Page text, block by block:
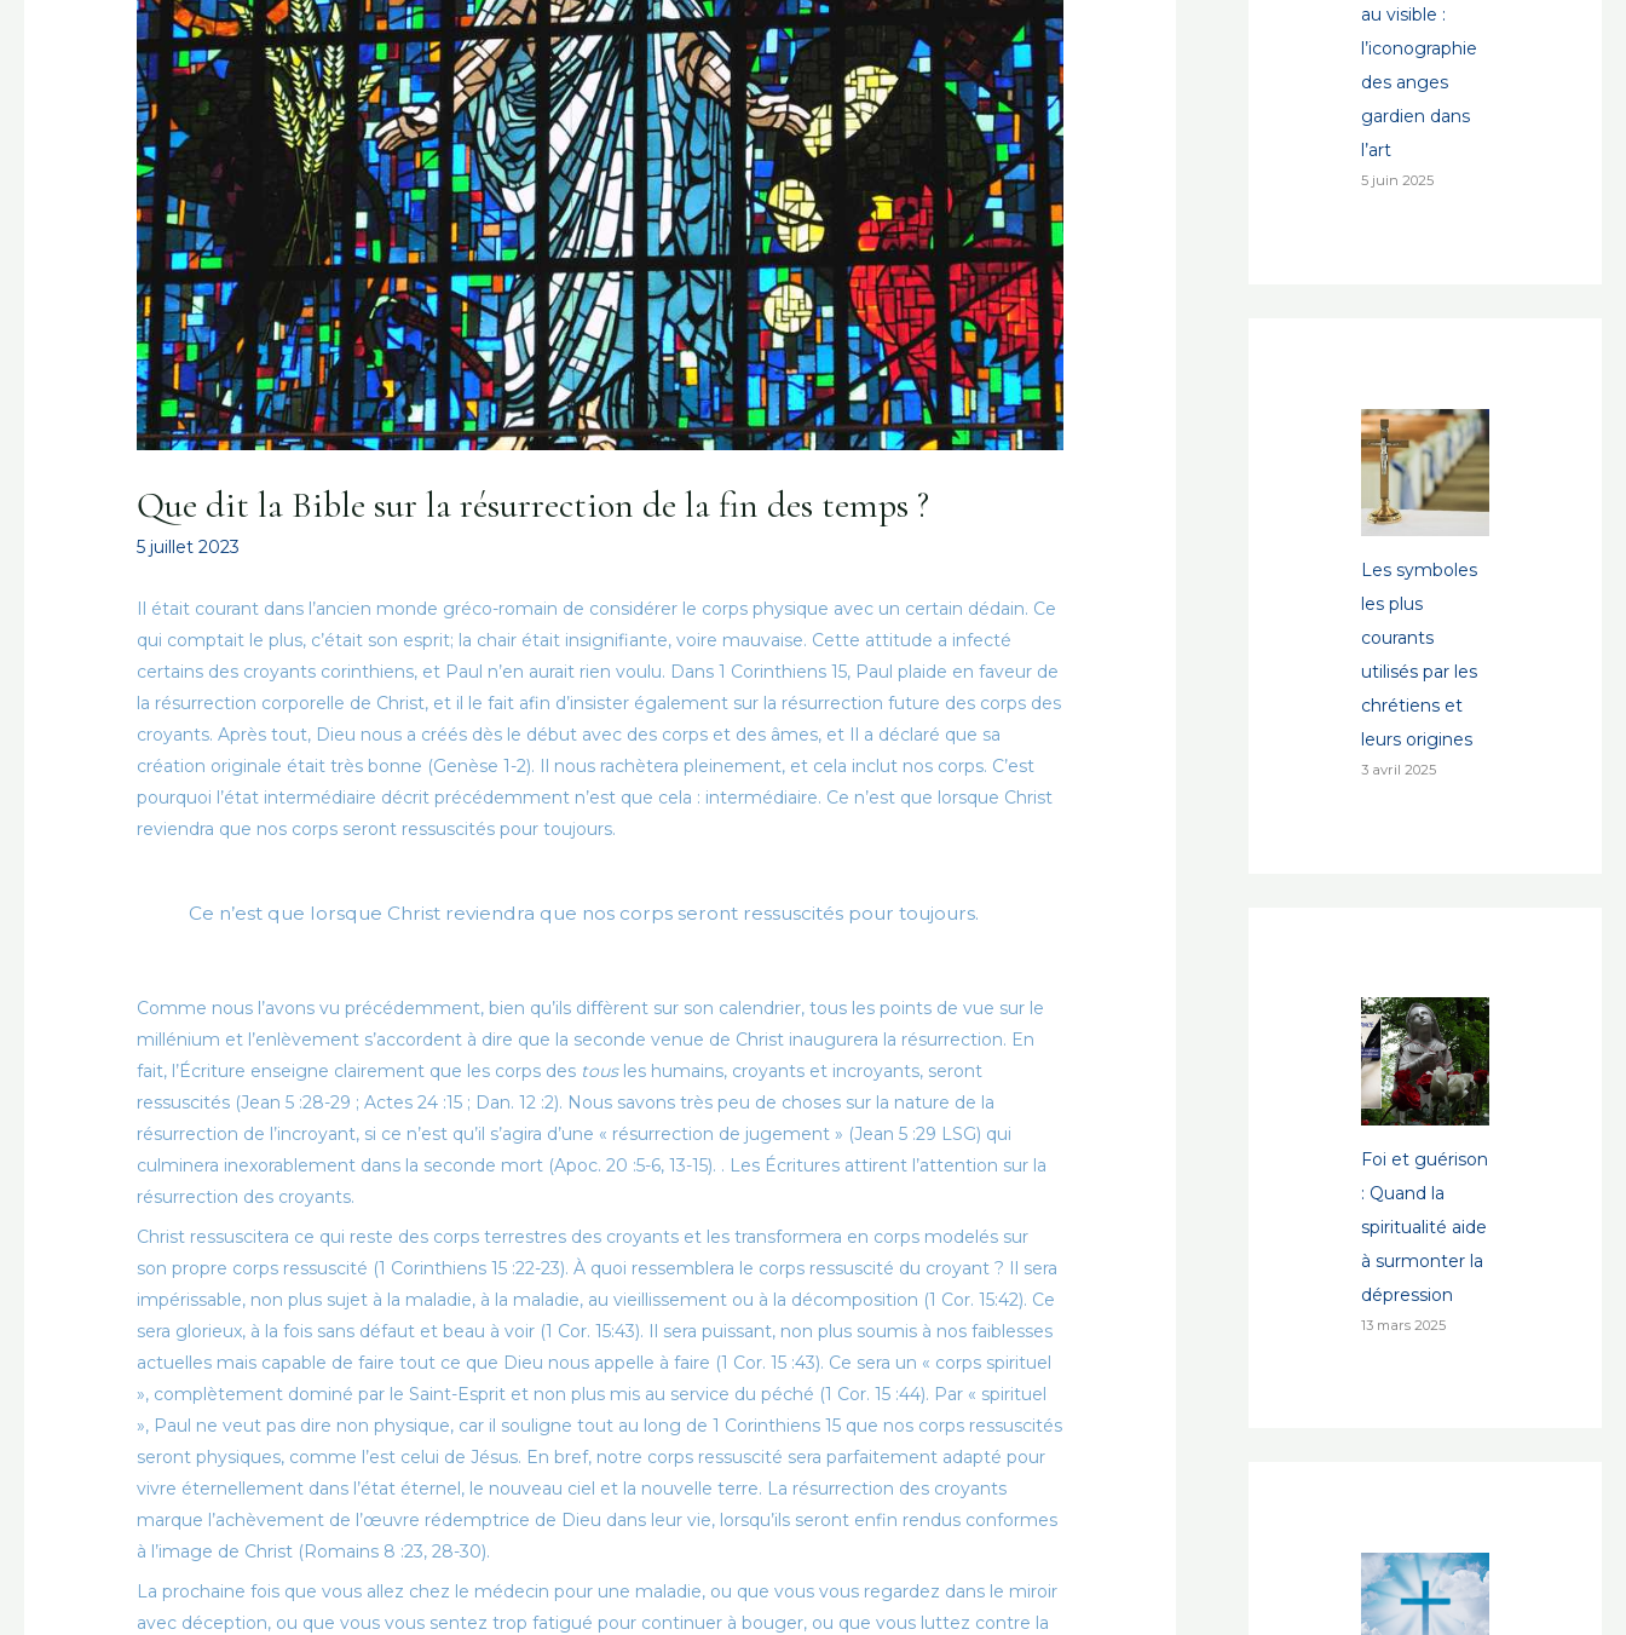
Que dit la Bible sur la résurrection de la fin des temps ?
5 juillet 2023
Il était courant dans l’ancien monde gréco-romain de considérer le corps physique avec un certain dédain. Ce
qui comptait le plus, c’était son esprit; la chair était insignifiante, voire mauvaise. Cette attitude a infecté
certains des croyants corinthiens, et Paul n’en aurait rien voulu. Dans 1 Corinthiens 15, Paul plaide en faveur de
la résurrection corporelle de Christ, et il le fait afin d’insister également sur la résurrection future des corps des
croyants. Après tout, Dieu nous a créés dès le début avec des corps et des âmes, et Il a déclaré que sa
création originale était très bonne (Genèse 1-2). Il nous rachètera pleinement, et cela inclut nos corps. C’est
pourquoi l’état intermédiaire décrit précédemment n’est que cela : intermédiaire. Ce n’est que lorsque Christ
reviendra que nos corps seront ressuscités pour toujours.
Ce n’est que lorsque Christ reviendra que nos corps seront ressuscités pour toujours.
Comme nous l’avons vu précédemment, bien qu’ils diffèrent sur son calendrier, tous les points de vue sur le
millénium et l’enlèvement s’accordent à dire que la seconde venue de Christ inaugurera la résurrection. En
fait, l’Écriture enseigne clairement que les corps des tous les humains, croyants et incroyants, seront
ressuscités (Jean 5 :28-29 ; Actes 24 :15 ; Dan. 12 :2). Nous savons très peu de choses sur la nature de la
résurrection de l’incroyant, si ce n’est qu’il s’agira d’une « résurrection de jugement » (Jean 5 :29 LSG) qui
culminera inexorablement dans la seconde mort (Apoc. 20 :5-6, 13-15). . Les Écritures attirent l’attention sur la
résurrection des croyants.
Christ ressuscitera ce qui reste des corps terrestres des croyants et les transformera en corps modelés sur
son propre corps ressuscité (1 Corinthiens 15 :22-23). À quoi ressemblera le corps ressuscité du croyant ? Il sera
impérissable, non plus sujet à la maladie, à la maladie, au vieillissement ou à la décomposition (1 Cor. 15:42). Ce
sera glorieux, à la fois sans défaut et beau à voir (1 Cor. 15:43). Il sera puissant, non plus soumis à nos faiblesses
actuelles mais capable de faire tout ce que Dieu nous appelle à faire (1 Cor. 15 :43). Ce sera un « corps spirituel
», complètement dominé par le Saint-Esprit et non plus mis au service du péché (1 Cor. 15 :44). Par « spirituel
», Paul ne veut pas dire non physique, car il souligne tout au long de 1 Corinthiens 15 que nos corps ressuscités
seront physiques, comme l’est celui de Jésus. En bref, notre corps ressuscité sera parfaitement adapté pour
vivre éternellement dans l’état éternel, le nouveau ciel et la nouvelle terre. La résurrection des croyants
marque l’achèvement de l’œuvre rédemptrice de Dieu dans leur vie, lorsqu’ils seront enfin rendus conformes
à l’image de Christ (Romains 8 :23, 28-30).
La prochaine fois que vous allez chez le médecin pour une maladie, ou que vous vous regardez dans le miroir
avec déception, ou que vous vous sentez trop fatigué pour continuer à bouger, ou que vous luttez contre la
au visible :
l’iconographie
des anges
gardien dans
l’art
5 juin 2025
Les symboles
les plus
courants
utilisés par les
chrétiens et
leurs origines
3 avril 2025
Foi et guérison
: Quand la
spiritualité aide
à surmonter la
dépression
13 mars 2025